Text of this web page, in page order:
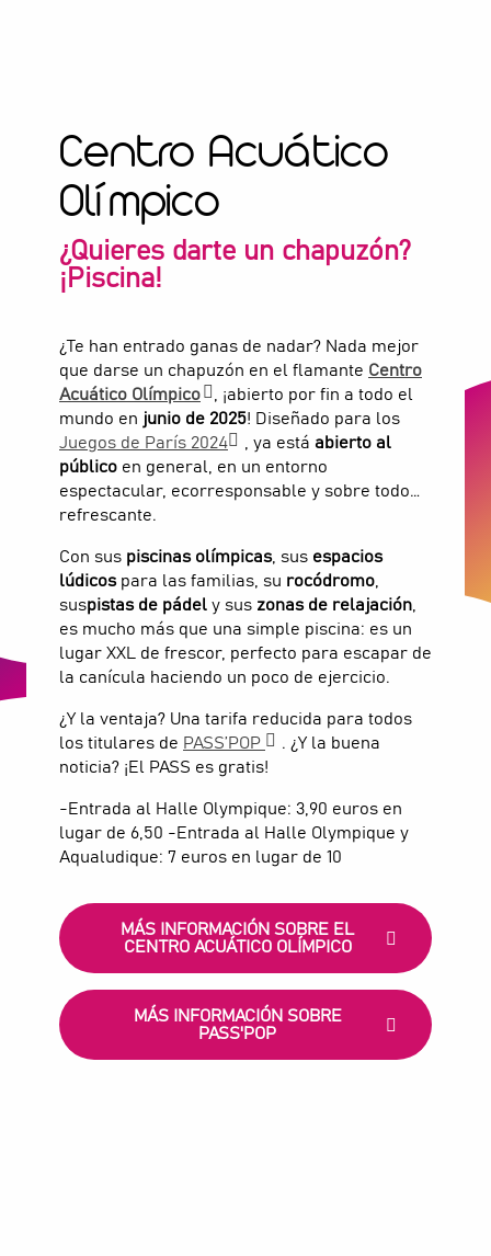
Centro Acuático
Olímpico
¿Quieres darte un chapuzón?
¡Piscina!
¿Te han entrado ganas de nadar? Nada mejor
que darse un chapuzón en el flamante Centro
Acuático Olímpico
, ¡abierto por fin a todo el
mundo en junio de 2025! Diseñado para los
Juegos de París 2024
, ya está abierto al
público en general, en un entorno
espectacular, ecorresponsable y sobre todo…
refrescante.
Con sus piscinas olímpicas, sus espacios
lúdicospara las familias, su rocódromo
suspistas de pádel y sus zonas de relajación
es mucho más que una simple piscina: es un
lugar XXL de frescor, perfecto para escapar de
la canícula haciendo un poco de ejercicio.
¿Y la ventaja? Una tarifa reducida para todos
los titulares de PASS’POP
. ¿Y la buena
noticia? ¡El PASS es gratis!
-Entrada al Halle Olympique: 3,90 euros en
lugar de 6,50 -Entrada al Halle Olympique y
Aqualudique: 7 euros en lugar de 10
MÁS INFORMACIÓN SOBRE EL
CENTRO ACUÁTICO OLÍMPICO
MÁS INFORMACIÓN SOBRE
PASS'POP